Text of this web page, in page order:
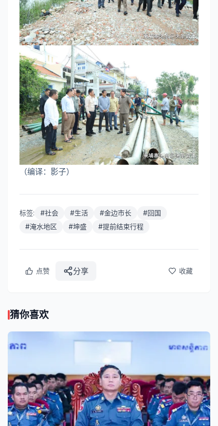
（编译：影子）
标签: #社会 #生活 #金边市长 #回国
#淹水地区 #坤盛 #提前结束行程
点赞 分享 收藏
猜你喜欢